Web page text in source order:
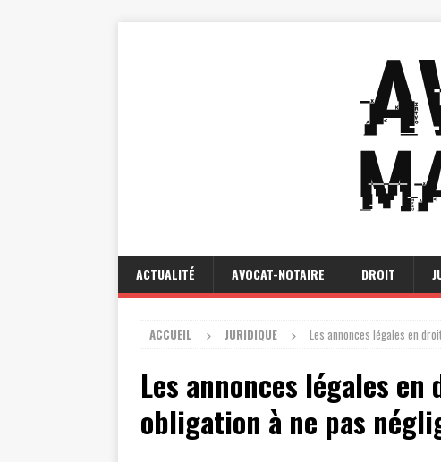
ACTUALITÉ AVOCAT-NOTAIRE DROIT
ACCUEIL JURIDIQUE Les annonces légales en
Les annonces légales
obligation à ne pas